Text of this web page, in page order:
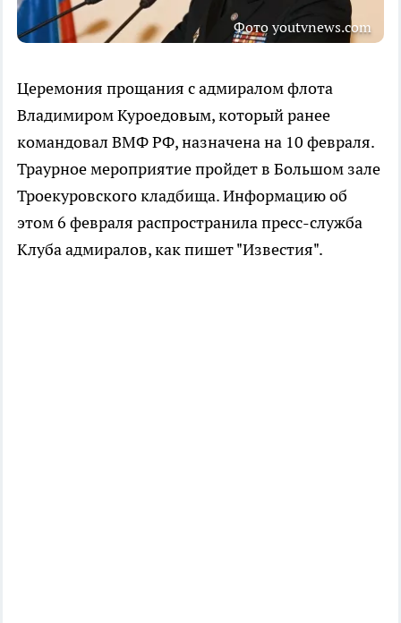
Фото youtvnews.com
Церемония прощания с адмиралом флота
Владимиром Куроедовым, который ранее
командовал ВМФ РФ, назначена на 10 февраля.
Траурное мероприятие пройдет в Большом зале
Троекуровского кладбища. Информацию об
этом 6 февраля распространила пресс-служба
Клуба адмиралов, как пишет "Известия".